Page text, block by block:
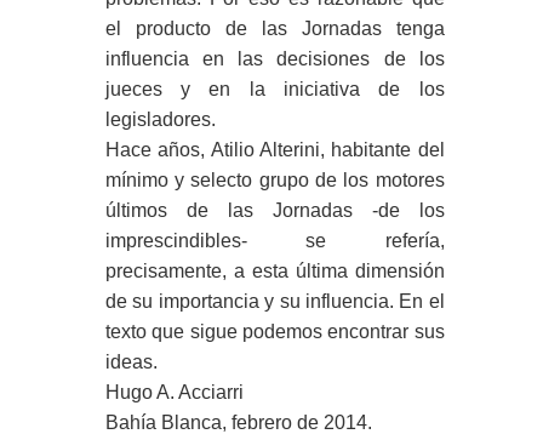
el producto de las Jornadas tenga
influencia en las decisiones de los
jueces y en la iniciativa de los
legisladores.
Hace años, Atilio Alterini, habitante del
mínimo y selecto grupo de los motores
últimos de las Jornadas -de los
imprescindibles- se refería,
precisamente, a esta última dimensión
de su importancia y su influencia. En el
texto que sigue podemos encontrar sus
ideas.
Hugo A. Acciarri
Bahía Blanca, febrero de 2014.